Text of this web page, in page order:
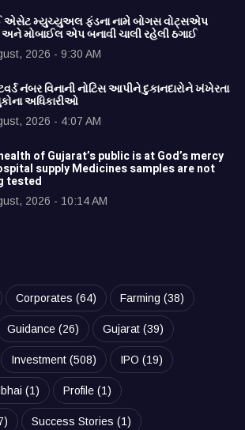
એસેટ મ્યુચ્યુઅલ ફંડના નામે બોગસ વોટ્સએપ
મોબાઈલ એપ બનાવી ચાલી રહેલી ઠગાઈ
2026 - 9:30 AM
નંબર વિનાની નોટિસ આપીને દુકાનદારોને ખંખેરતા
અધિકારીઓ
2026 - 4:07 AM
of Gujarat’s public is at God’s mercy
supply Medicines samples are not
tested
2026 - 10:14 AM
Corporates (64) Farming (38)
Guidance (26) Gujarat (39)
Investment (508) IPO (19)
(1) Profile (1)
Success Stories (1)